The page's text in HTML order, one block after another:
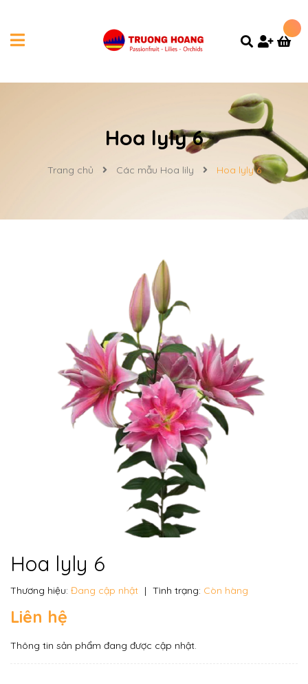
Hoa lyly 6
Trang chủ Các mẫu Hoa lily Hoa lyly 6
Hoa lyly 6
Thương hiệu: Đang cập nhật | Tình trạng: Còn hàng
Liên hệ
Thông tin sản phẩm đang được cập nhật.